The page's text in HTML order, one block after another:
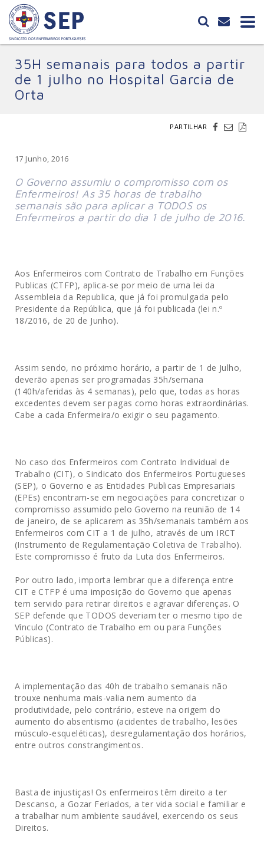
35H semanais para todos a partir
de 1 julho no Hospital Garcia de
Orta
PARTILHAR
17 Junho, 2016
O Governo assumiu o compromisso com os
Enfermeiros! As 35 horas de trabalho
semanais são para aplicar a TODOS os
Enfermeiros a partir do dia 1 de julho de 2016.
Aos Enfermeiros com Contrato de Trabalho em Funções
Publicas (CTFP), aplica-se por meio de uma lei da
Assembleia da Republica, que já foi promulgada pelo
Presidente da República, que já foi publicada (lei n.º
18/2016, de 20 de Junho).
Assim sendo, no próximo horário, a partir de 1 de Julho,
deverão apenas ser programadas 35h/semana
(140h/aferidas às 4 semanas), pelo que, todas as horas
excedentes devem ser pagas como horas extraordinárias.
Cabe a cada Enfermeira/o exigir o seu pagamento.
No caso dos Enfermeiros com Contrato Individual de
Trabalho (CIT), o Sindicato dos Enfermeiros Portugueses
(SEP), o Governo e as Entidades Publicas Empresariais
(EPEs) encontram-se em negociações para concretizar o
compromisso assumido pelo Governo na reunião de 14
de janeiro, de se aplicarem as 35h/semanais também aos
Enfermeiros com CIT a 1 de julho, através de um IRCT
(Instrumento de Regulamentação Coletiva de Trabalho).
Este compromisso é fruto da Luta dos Enfermeiros.
Por outro lado, importa lembrar que a diferença entre
CIT e CTFP é uma imposição do Governo que apenas
tem servido para retirar direitos e agravar diferenças. O
SEP defende que TODOS deveriam ter o mesmo tipo de
Vínculo (Contrato de Trabalho em ou para Funções
Públicas).
A implementação das 40h de trabalho semanais não
trouxe nenhuma mais-valia nem aumento da
produtividade, pelo contrário, esteve na origem do
aumento do absentismo (acidentes de trabalho, lesões
músculo-esqueléticas), desregulamentação dos horários,
entre outros constrangimentos.
Basta de injustiças! Os enfermeiros têm direito a ter
Descanso, a Gozar Feriados, a ter vida social e familiar e
a trabalhar num ambiente saudável, exercendo os seus
Direitos.